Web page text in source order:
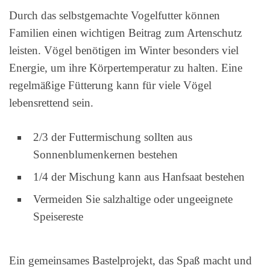
Durch das selbstgemachte Vogelfutter können
Familien einen wichtigen Beitrag zum Artenschutz
leisten. Vögel benötigen im Winter besonders viel
Energie, um ihre Körpertemperatur zu halten. Eine
regelmäßige Fütterung kann für viele Vögel
lebensrettend sein.
2/3 der Futtermischung sollten aus
Sonnenblumenkernen bestehen
1/4 der Mischung kann aus Hanfsaat bestehen
Vermeiden Sie salzhaltige oder ungeeignete
Speisereste
Ein gemeinsames Bastelprojekt, das Spaß macht und